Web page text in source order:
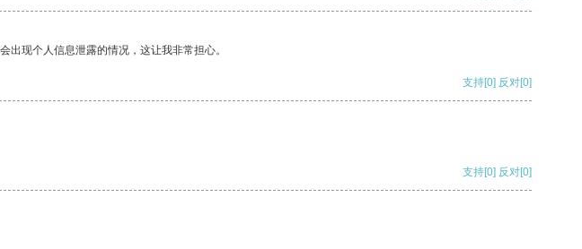
现个人信息泄露的情况，这让我非常担心。
支持[0] 反对[0]
支持[0] 反对[0]